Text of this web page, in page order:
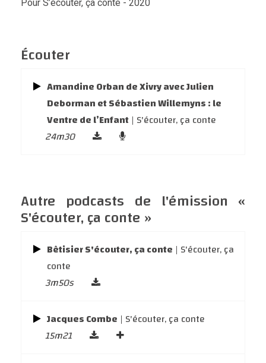
Pour S’écouter, ça conte - 2020
Écouter
Amandine Orban de Xivry avec Julien
Deborman et Sébastien Willemyns : le
Ventre de l’Enfant | S'écouter, ça conte
24m30
Autre podcasts de l'émission «
S'écouter, ça conte »
Bêtisier S'écouter, ça conte | S'écouter, ça
conte
3m50s
Jacques Combe | S'écouter, ça conte
15m21